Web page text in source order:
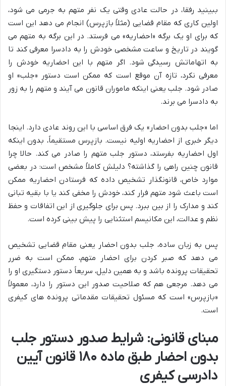
ببینید رفقا، در حالت عادی وقتی یک نفر متهم به جرمی می شود،
اولین کاری که مقام قضایی (مثلاً بازپرس) انجام می دهد این است
که برای او یک برگه «احضاریه» می فرستد. در این برگه به متهم می
گویند در تاریخ و ساعت مشخصی خودش را به دادسرا معرفی کند تا
به اتهاماتش رسیدگی شود. اگر متهم با این احضاریه خودش را
معرفی نکرد، تازه آن موقع است که ممکن است دستور «جلب» او
صادر شود. جلب یعنی اینکه ماموران قانون می آیند و متهم را به زور
به دادسرا می برند.
اما «جلب بدون احضار» یک فرق اساسی با این روند عادی دارد. اینجا
دیگر خبری از احضاریه اولیه نیست. بازپرس مستقیماً، بدون اینکه
اول احضاریه بفرستد، دستور جلب متهم را صادر می کند. حالا چرا
قانون چنین راهی را گذاشته؟ دلیلش کاملاً مشخص است: در بعضی
موارد خاص، قانونگذار تشخیص داده که فرستادن احضاریه ممکن
است باعث شود متهم فرار کند، خودش را مخفی کند یا با بقیه تبانی
کند و مدارک را از بین ببرد. پس برای جلوگیری از این اتفاقات و حفظ
نظم و عدالت، این مکانیسم استثنایی را پیش بینی کرده است.
پس به زبان ساده، جلب بدون احضار یعنی مقام قضایی تشخیص
می دهد که صبر کردن برای احضار متهم، ممکن است به ضرر
تحقیقات پرونده باشد و به همین دلیل، سریعاً دستور دستگیری او را
می دهد. مرجعی هم که صلاحیت صدور این دستور را دارد، معمولاً
«بازپرس» است که مسئول تحقیقات مقدماتی پرونده های کیفری
است.
مبنای قانونی: شرایط صدور دستور جلب
بدون احضار طبق ماده ۱۸۰ قانون آیین
دادرسی کیفری